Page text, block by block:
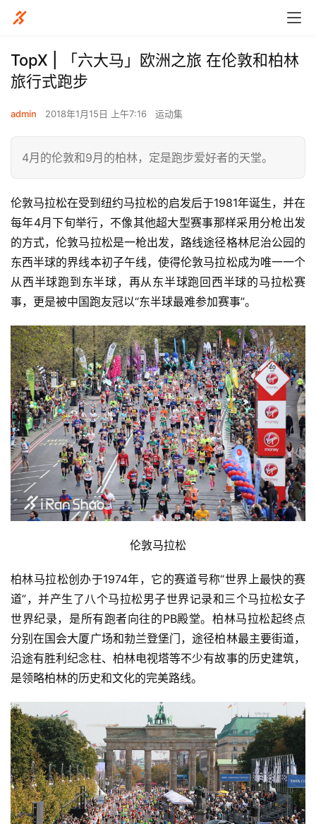
TopX | 「六大马」欧洲之旅 在伦敦和柏林
旅行式跑步
admin 2018年1月15日 上午7:16 运动集
4月的伦敦和9月的柏林，定是跑步爱好者的天堂。
伦敦马拉松在受到纽约马拉松的启发后于1981年诞生，并在
每年4月下旬举行，不像其他超大型赛事那样采用分枪出发
的方式，伦敦马拉松是一枪出发，路线途径格林尼治公园的
东西半球的界线本初子午线，使得伦敦马拉松成为唯一一个
从西半球跑到东半球，再从东半球跑回西半球的马拉松赛
事，更是被中国跑友冠以“东半球最难参加赛事”。
伦敦马拉松
柏林马拉松创办于1974年，它的赛道号称“世界上最快的赛
道”，并产生了八个马拉松男子世界记录和三个马拉松女子
世界纪录，是所有跑者向往的PB殿堂。柏林马拉松起终点
分别在国会大厦广场和勃兰登堡门，途径柏林最主要街道，
沿途有胜利纪念柱、柏林电视塔等不少有故事的历史建筑，
是领略柏林的历史和文化的完美路线。